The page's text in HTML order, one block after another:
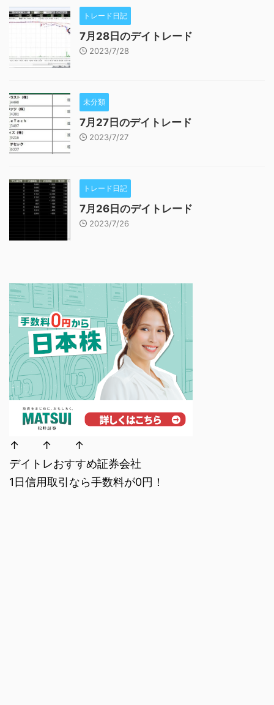
トレード日記
7月28日のデイトレード
2023/7/28
未分類
7月27日のデイトレード
2023/7/27
トレード日記
7月26日のデイトレード
2023/7/26
↑ ↑ ↑
デイトレおすすめ証券会社
1日信用取引なら手数料が0円！